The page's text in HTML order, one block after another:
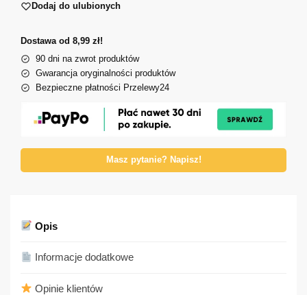
Dodaj do ulubionych
Dostawa od 8,99 zł!
90 dni na zwrot produktów
Gwarancja oryginalności produktów
Bezpieczne płatności Przelewy24
Masz pytanie? Napisz!
Opis
Informacje dodatkowe
Opinie klientów